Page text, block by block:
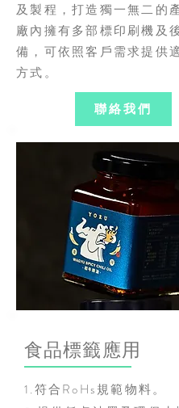
及製程，打造獨一無二的
廠內擁有多部標印刷機及
備，可依照客戶需求提供
方式。
聯絡我們
食品標籤應用
1.符合RoHs規範物料。